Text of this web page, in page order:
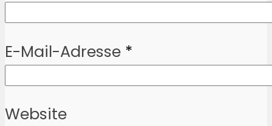
E-Mail-Adresse *
Website